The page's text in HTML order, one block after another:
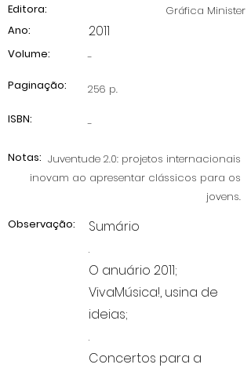
Gráfica Minister
Editora:
2011
Ano:
Volume:
-
Paginação:
256 p.
ISBN:
-
Juventude 2.0: projetos internacionais
inovam ao apresentar clássicos para os
jovens.
Notas:
Observação:
Sumário
.
O anuário 2011;
VivaMúsica!, usina de
ideias;
.
Concertos para a